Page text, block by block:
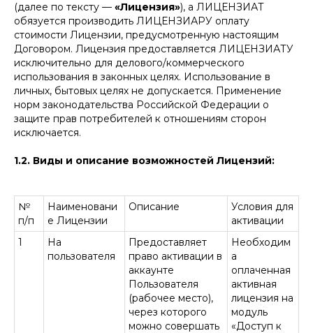
(далее по тексту — «Лицензия»), а ЛИЦЕНЗИАТ
обязуется производить ЛИЦЕНЗИАРУ оплату
стоимости Лицензии, предусмотренную настоящим
Договором. Лицензия предоставляется ЛИЦЕНЗИАТУ
исключительно для делового/коммерческого
использования в законных целях. Использование в
личных, бытовых целях не допускается. Применение
норм законодательства Российской Федерации о
защите прав потребителей к отношениям сторон
исключается.
1.2. Виды и описание возможностей Лицензий:
№
п/п
Наименовани
е Лицензии
Описание
Условия для
активации
1
На
пользователя
Предоставляет
право активации в
аккаунте
Пользователя
(рабочее место),
через которого
можно совершать
Необходим
а
оплаченная
активная
лицензия на
модуль
«Доступ к